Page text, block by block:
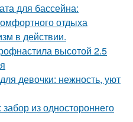
для бассейна:
отдыха
в действии.
высотой 2.5
девочки: нежность, уют
из одностороннего